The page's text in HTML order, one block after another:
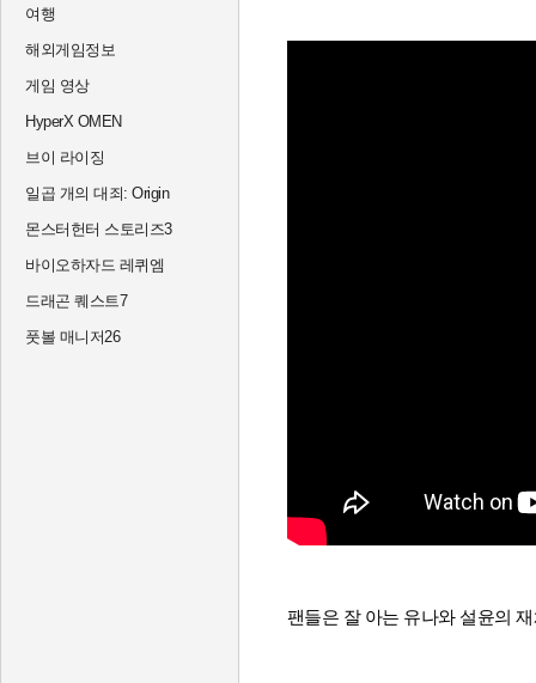
여행
해외게임정보
게임 영상
HyperX OMEN
브이 라이징
일곱 개의 대죄: Origin
몬스터헌터 스토리즈3
바이오하자드 레퀴엠
드래곤 퀘스트7
풋볼 매니저26
팬들은 잘 아는 유나와 설윤의